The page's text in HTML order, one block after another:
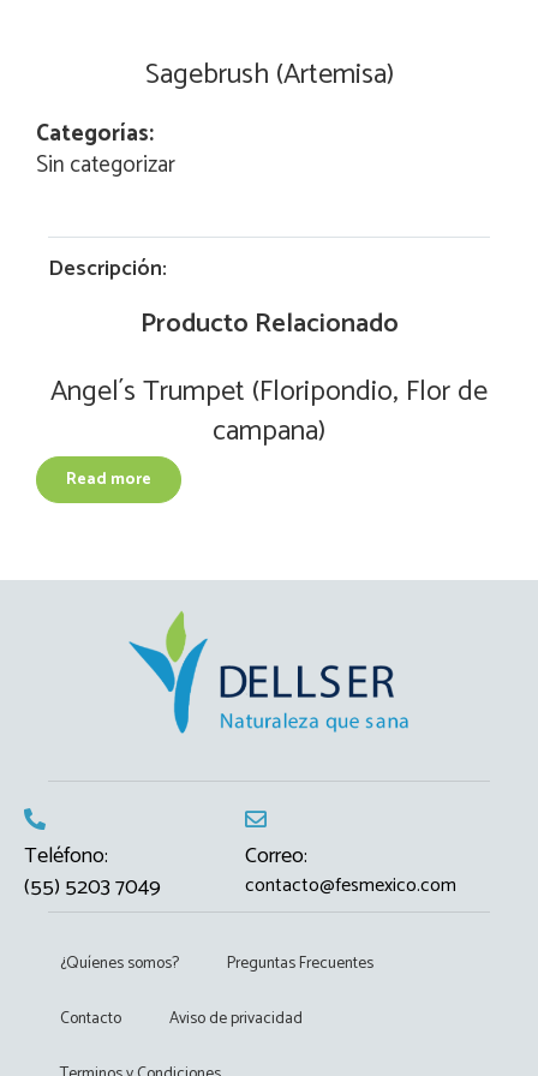
Sagebrush (Artemisa)
Categorías:
Sin categorizar
Descripción:
Producto Relacionado
Angel´s Trumpet (Floripondio, Flor de
campana)
Read more
Teléfono:
(55) 5203 7049
Correo:
contacto@fesmexico.com
¿Quíenes somos? Preguntas Frecuentes
Contacto Aviso de privacidad